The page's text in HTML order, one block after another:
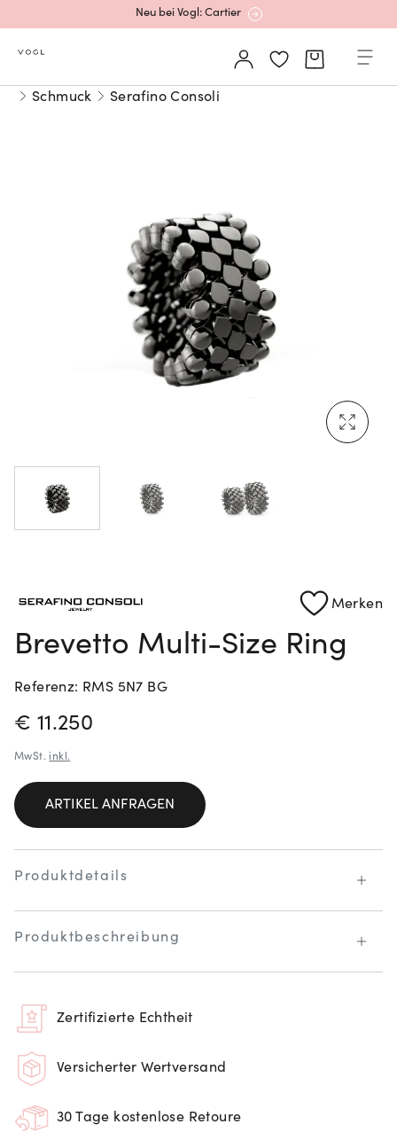
Neu bei Vogl: Cartier
Mehr erfahren: Ikonische Uhren von Cartier
Neu bei Vogl: Uhren von Grand Seiko
Neu bei Vogl: Cartier
Rolex Certified Pre-Owned entdecken
Schmuck Serafino Consoli
Merken
Brevetto Multi-Size Ring
Referenz: RMS 5N7 BG
PREISINFORMATIONEN
€ 11.250
MwSt. inkl.
ARTIKEL ANFRAGEN
Produktdetails
Produktbeschreibung
Zertifizierte Echtheit
Versicherter Wertversand
30 Tage kostenlose Retoure